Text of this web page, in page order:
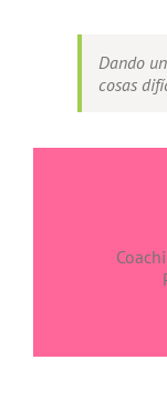
Dando
cosas